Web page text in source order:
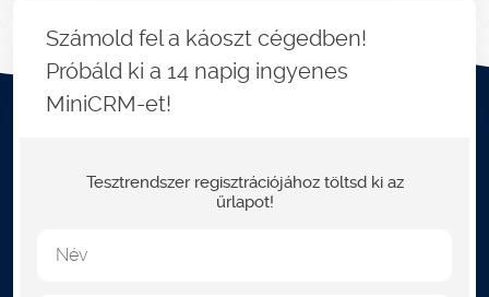
Számold fel a káoszt cégedben!
Próbáld ki a 14 napig ingyenes
MiniCRM-et!
Tesztrendszer regisztrációjához töltsd ki az
űrlapot!
Név